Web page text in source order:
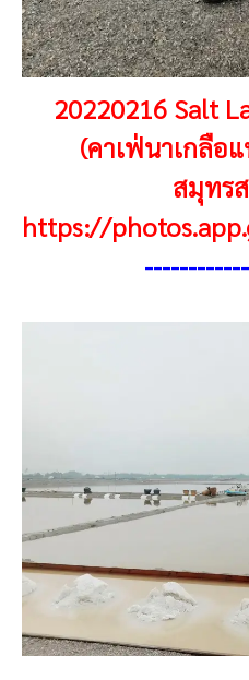
20220216 Salt
(คาเฟ่นาเกลือ
สมุทร
https://